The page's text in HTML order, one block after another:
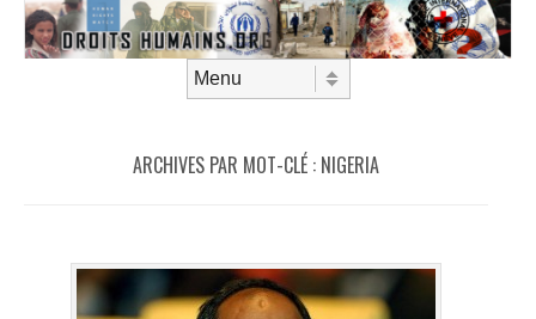
ARCHIVES PAR MOT-CLÉ : NIGERIA